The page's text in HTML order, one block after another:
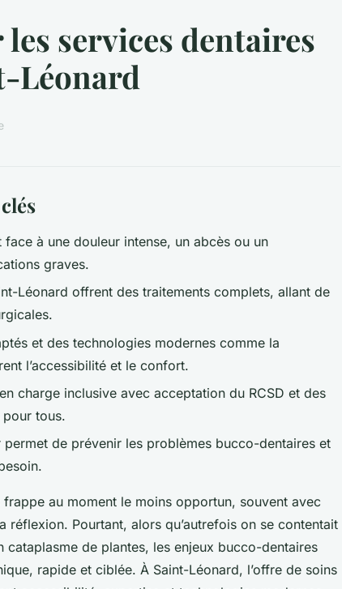
services dentaires
Léonard
à une douleur intense, un abcès ou un
graves.
Léonard offrent des traitements complets, allant de
et des technologies modernes comme la
l’accessibilité et le confort.
charge inclusive avec acceptation du RCSD et des
pour tous.
permet de prévenir les problèmes bucco-dentaires et
frappe au moment le moins opportun, souvent avec
réflexion. Pourtant, alors qu’autrefois on se contentait
cataplasme de plantes, les enjeux bucco-dentaires
rapide et ciblée. À Saint-Léonard, l’offre de soins